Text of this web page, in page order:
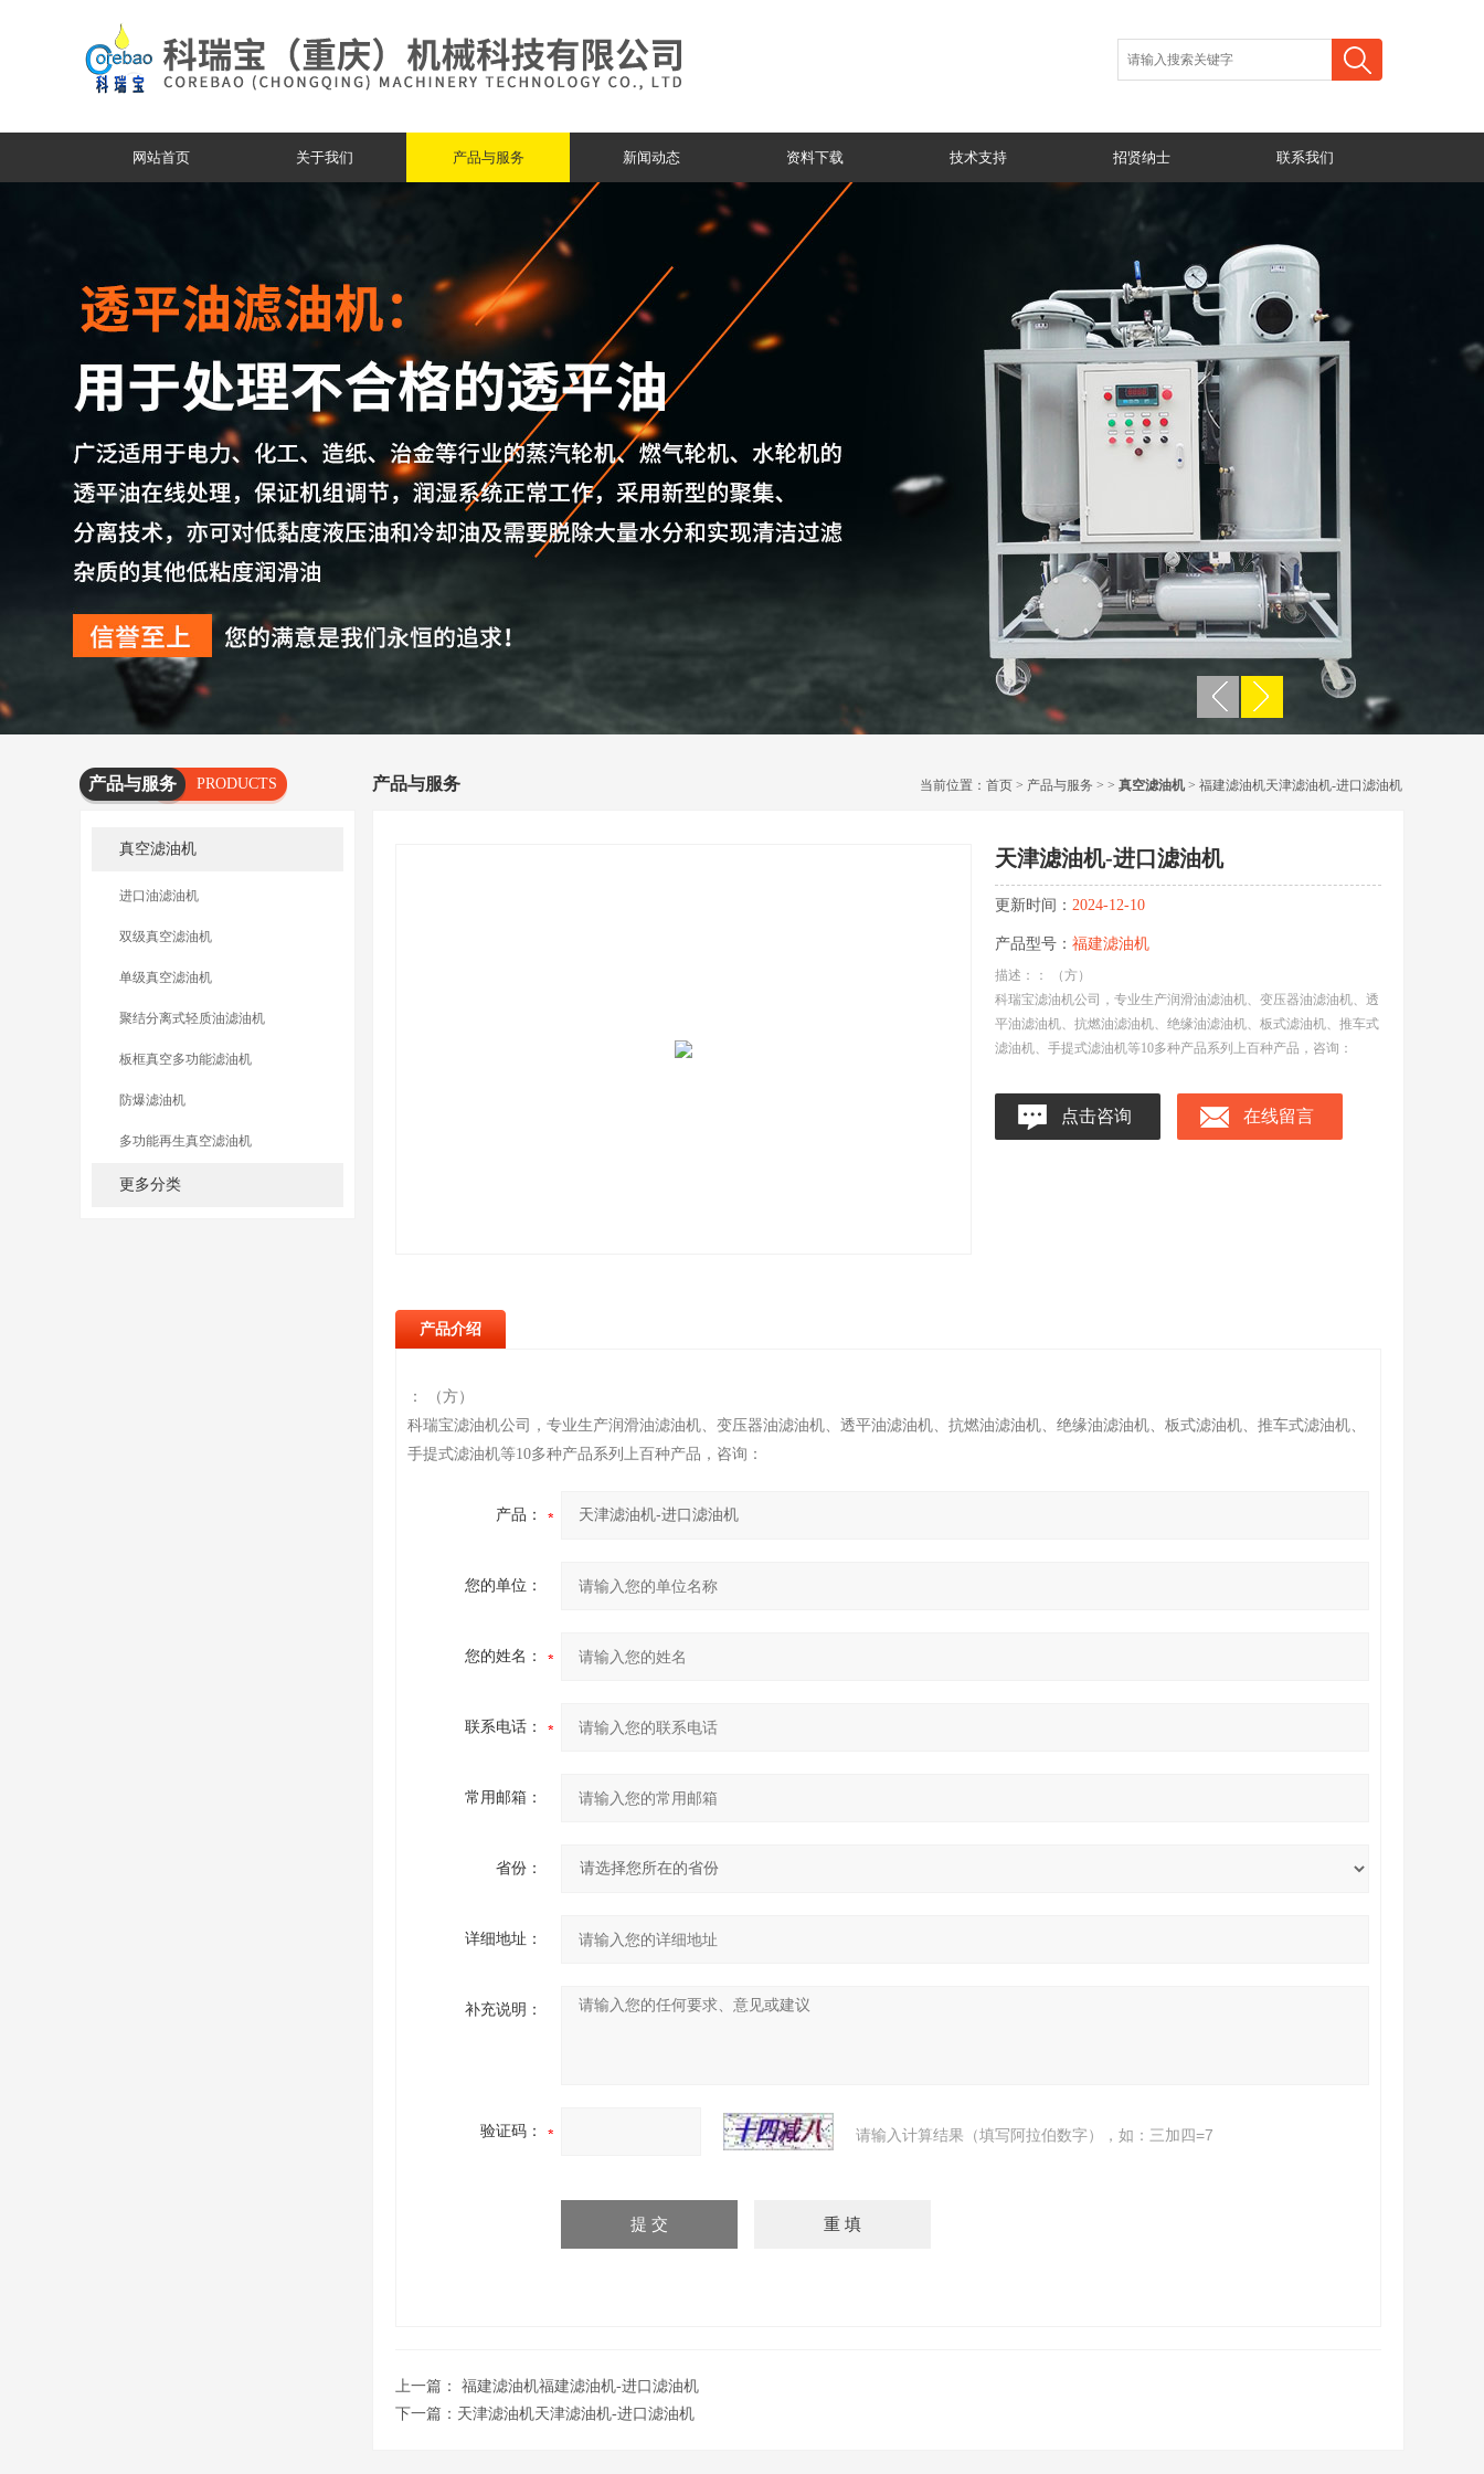
网站首页 关于我们 产品与服务 新闻动态 资料下载 技术支持 招贤纳士 联系我们
产品与服务
PRODUCTS
真空滤油机
进口油滤油机
双级真空滤油机
单级真空滤油机
聚结分离式轻质油滤油机
板框真空多功能滤油机
防爆滤油机
多功能再生真空滤油机
更多分类
产品与服务 当前位置： 首页 > 产品与服务 > > 真空滤油机> 福建滤油机天津滤油机-进口滤油机
天津滤油机-进口滤油机
更新时间： 2024-12-10
产品型号： 福建滤油机
描述：： （方）
科瑞宝滤油机公司，专业生产润滑油滤油机、变压器油滤油机、透
平油滤油机、抗燃油滤油机、绝缘油滤油机、板式滤油机、推车式
滤油机、手提式滤油机等10多种产品系列上百种产品，咨询：
点击咨询 在线留言
产品介绍
： （方）
科瑞宝滤油机公司，专业生产润滑油滤油机、变压器油滤油机、透平油滤油机、抗燃油滤油机、绝缘油滤油机、板式滤油机、推车式滤油机、
手提式滤油机等10多种产品系列上百种产品，咨询：
产品：
您的单位：
您的姓名：
联系电话：
常用邮箱：
省份：
详细地址：
补充说明：
验证码： 请输入计算结果（填写阿拉伯数字），如：三加四=7
上一篇： 福建滤油机福建滤油机-进口滤油机
下一篇： 天津滤油机天津滤油机-进口滤油机